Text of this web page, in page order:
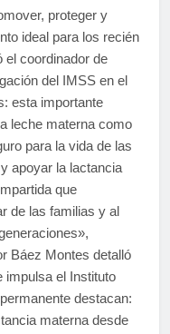
proteger y
ideal para los recién
coordinador de
del IMSS en el
esta importante
leche materna como
para la vida de las
apoyar la lactancia
que
de las familias y al
Báez Montes detalló
impulsa el Instituto
destacan:
materna desde